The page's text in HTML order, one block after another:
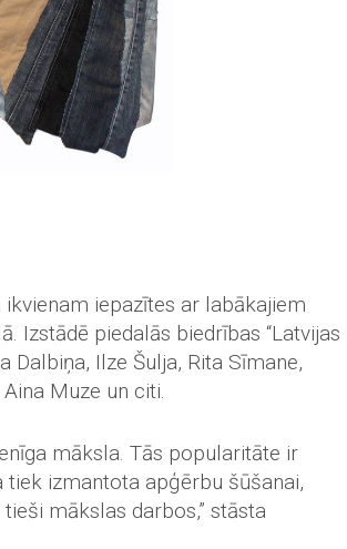
iepazītes ar labākajiem
Izstādē piedalās biedrības “Latvijas
Ilze Šulja, Rita Sīmane,
Muze un citi.
māksla. Tās popularitāte ir
tiek izmantota apģērbu šūšanai,
mākslas darbos,” stāsta